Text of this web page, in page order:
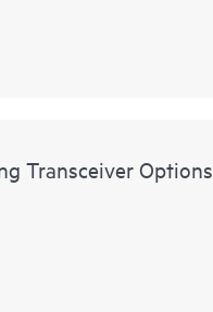
Transceiver Options